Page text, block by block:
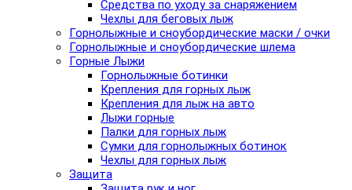
Средства по уходу за снаряжением
Чехлы для беговых лыж
Горнолыжные и сноубордические маски / очки
Горнолыжные и сноубордические шлема
Горные Лыжи
Горнолыжные ботинки
Крепления для горных лыж
Крепления для лыж на авто
Лыжи горные
Палки для горных лыж
Сумки для горнолыжных ботинок
Чехлы для горных лыж
Защита